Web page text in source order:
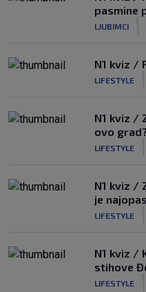
pasmine
LJUBIMCI
N1 kviz /
LIFESTYLE
N1 kviz /
ovo
LIFESTYLE
N1 kviz /
je
LIFESTYLE
N1 kviz /
stihove
LIFESTYLE